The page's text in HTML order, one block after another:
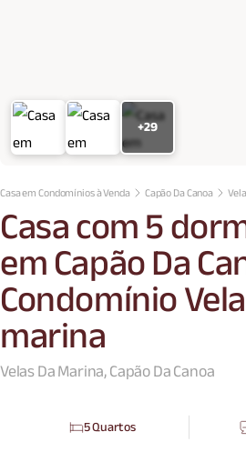
+29
Casa em Condomínios à Venda Capão Da Canoa
Casa com 5
em Capão Da
Condomínio
marina
Velas Da Marina, Capão Da Canoa
5 Quartos